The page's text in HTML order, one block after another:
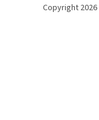
Copyright 2026